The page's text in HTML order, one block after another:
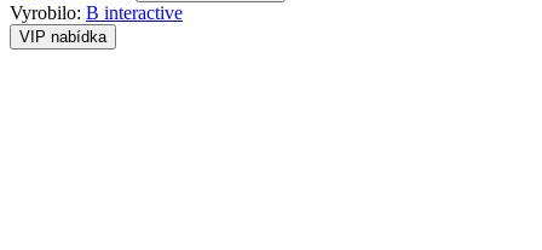
Vyrobilo: B interactive
VIP nabídka